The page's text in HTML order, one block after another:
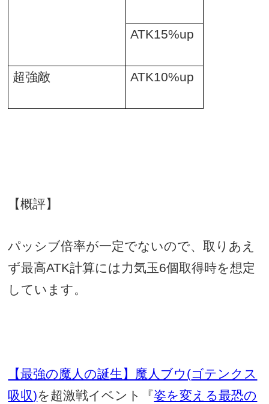
ATK15%up
超強敵 ATK10%up
【概評】
パッシブ倍率が一定でないので、取りあえ
ず最高ATK計算には力気玉6個取得時を想定
しています。
【最強の魔人の誕生】魔人ブウ (ゴテンクス
吸収)を超激戦イベント『姿を変える最恐の